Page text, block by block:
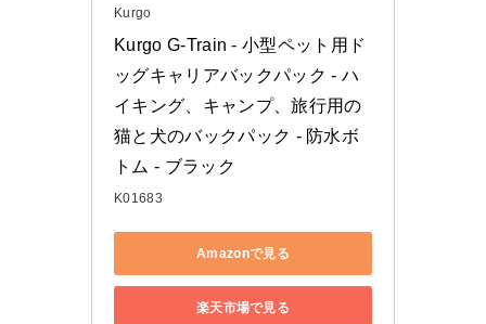
Kurgo
Kurgo G-Train - 小型ペット用ド
ッグキャリアバックパック - ハ
イキング、キャンプ、旅行用の
猫と犬のバックパック - 防水ボ
トム - ブラック
K01683
Amazonで見る
楽天市場で見る